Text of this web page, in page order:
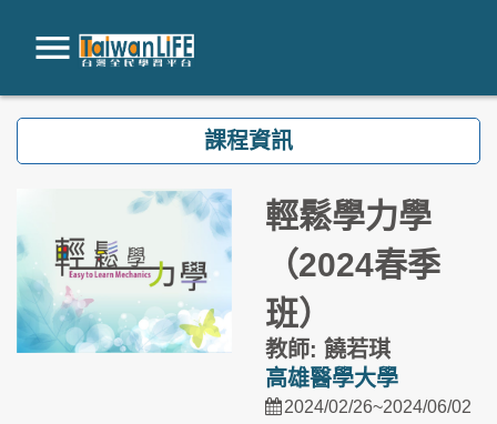
跳到主要內容
課程資訊
輕鬆學力學
（2024春季
班）
教師: 饒若琪
高雄醫學大學
2024/02/26~2024/06/02